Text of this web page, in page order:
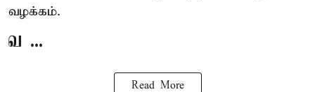
வழக்கம்.
வ ...
Read More